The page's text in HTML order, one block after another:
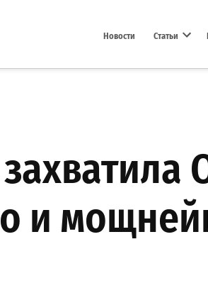
Новости Статьи
и